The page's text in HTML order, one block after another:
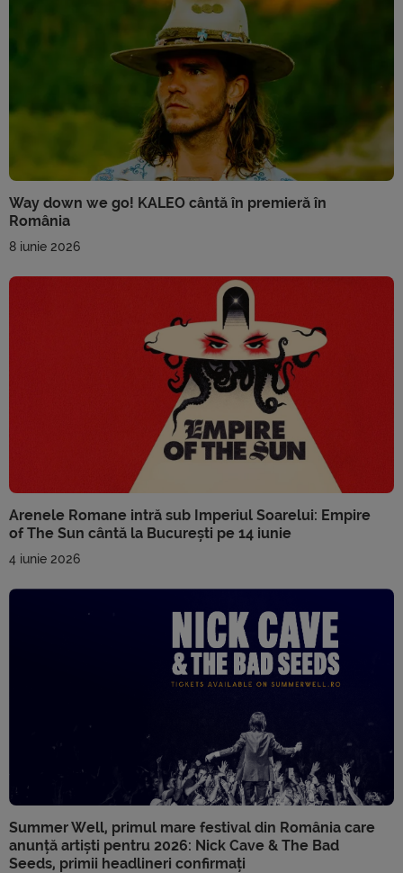
Way down we go! KALEO cântă în premieră în
România
8 iunie 2026
Arenele Romane intră sub Imperiul Soarelui: Empire
of The Sun cântă la București pe 14 iunie
4 iunie 2026
Summer Well, primul mare festival din România care
anunță artiști pentru 2026: Nick Cave & The Bad
Seeds, primii headlineri confirmați